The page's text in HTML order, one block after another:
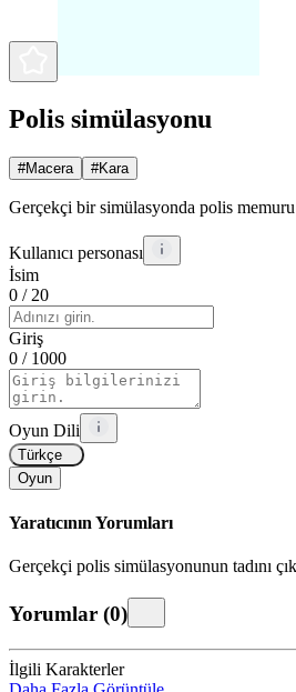
Polis simülasyonu
#Macera #Kara
Gerçekçi bir simülasyonda polis memuru
Kullanıcı personası
İsim
0 / 20
Giriş
0 / 1000
Oyun Dili
Türkçe
Oyun
Yaratıcının Yorumları
Gerçekçi polis simülasyonunun tadını
Yorumlar (0)
İlgili Karakterler